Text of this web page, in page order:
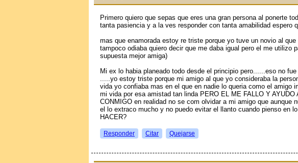
Primero quiero que sepas que eres una gran persona al ponerte
tanta pasiencia y a la ves responder con tanta amabilidad espero
mas que enamorada estoy re triste porque yo tuve un novio al que
tampoco odiaba quiero decir que me daba igual pero el me utilizo
supuesta mejor amiga)
Mi ex lo habia planeado todo desde el principio pero......eso no
.....yo estoy triste porque mi amigo al que yo consideraba la
vida yo confiaba mas en el que en nadie lo queria como el amigo
mi vida por esa amistad tan linda PERO EL ME FALLO Y AYUDO
CONMIGO en realidad no se com olvidar a mi amigo que aunque
el lo extraсo mucho y no puedo evitar el llanto cuando pienso en
HACER?
Responder Citar Quejarse